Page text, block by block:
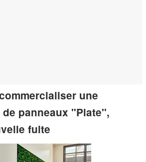
une
panneaux "Plate",
fuite